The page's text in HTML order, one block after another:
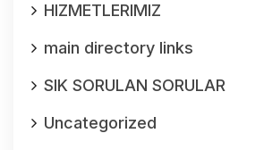
HIZMETLERIMIZ
main directory links
SIK SORULAN SORULAR
Uncategorized